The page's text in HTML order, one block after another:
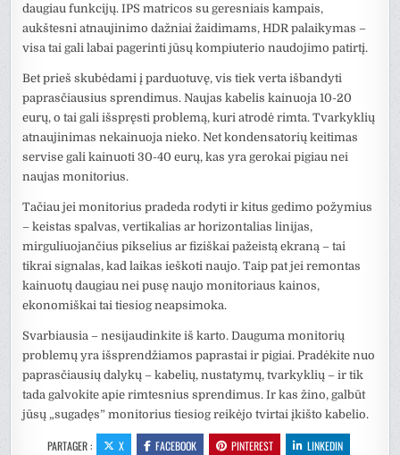
daugiau funkcijų. IPS matricos su geresniais kampais,
aukštesni atnaujinimo dažniai žaidimams, HDR palaikymas –
visa tai gali labai pagerinti jūsų kompiuterio naudojimo patirtį.
Bet prieš skubėdami į parduotuvę, vis tiek verta išbandyti
paprasčiausius sprendimus. Naujas kabelis kainuoja 10-20
eurų, o tai gali išspręsti problemą, kuri atrodė rimta. Tvarkyklių
atnaujinimas nekainuoja nieko. Net kondensatorių keitimas
servise gali kainuoti 30-40 eurų, kas yra gerokai pigiau nei
naujas monitorius.
Tačiau jei monitorius pradeda rodyti ir kitus gedimo požymius
– keistas spalvas, vertikalias ar horizontalias linijas,
mirguliuojančius pikselius ar fiziškai pažeistą ekraną – tai
tikrai signalas, kad laikas ieškoti naujo. Taip pat jei remontas
kainuotų daugiau nei pusę naujo monitoriaus kainos,
ekonomiškai tai tiesiog neapsimoka.
Svarbiausia – nesijaudinkite iš karto. Dauguma monitorių
problemų yra išsprendžiamos paprastai ir pigiai. Pradėkite nuo
paprasčiausių dalykų – kabelių, nustatymų, tvarkyklių – ir tik
tada galvokite apie rimtesnius sprendimus. Ir kas žino, galbūt
jūsų „sugadęs” monitorius tiesiog reikėjo tvirtai įkišto kabelio.
PARTAGER : X FACEBOOK PINTEREST LINKEDIN